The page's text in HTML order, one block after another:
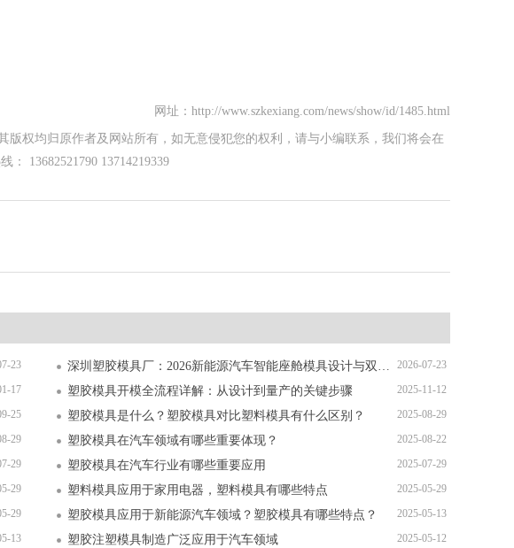
网址：http://www.szkexiang.com/news/show/id/1485.html
权均归原作者及网站所有，如无意侵犯您的权利，请与小编联系，我们将会在
13682521790 13714219339
23 2026-07-23
深圳塑胶模具厂：2026新能源汽车智能座舱模具设计与双色注塑加工解析
17 2025-11-12
塑胶模具开模全流程详解：从设计到量产的关键步骤
25 2025-08-29
塑胶模具是什么？塑胶模具对比塑料模具有什么区别？
29 2025-08-22
塑胶模具在汽车领域有哪些重要体现？
29 2025-07-29
塑胶模具在汽车行业有哪些重要应用
29 2025-05-29
塑料模具应用于家用电器，塑料模具有哪些特点
29 2025-05-13
塑胶模具应用于新能源汽车领域？塑胶模具有哪些特点？
13 2025-05-12
塑胶注塑模具制造广泛应用于汽车领域